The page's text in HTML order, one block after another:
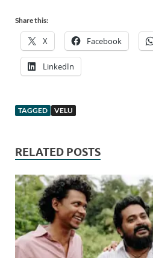
Share this:
X Facebook
LinkedIn
TAGGED VELU
RELATED POSTS